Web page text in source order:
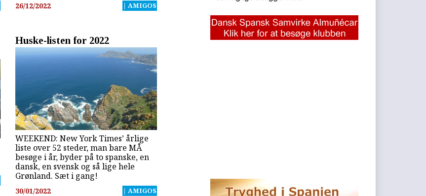
26/12/2022 | AMIGOS
Huske-listen for 2022
WEEKEND: New York Times’ årlige
liste over 52 steder, man bare MÅ
besøge i år, byder på to spanske, en
dansk, en svensk og så lige hele
Grønland. Sæt i gang!
30/01/2022 | AMIGOS